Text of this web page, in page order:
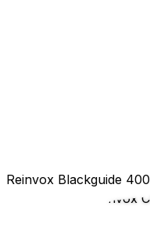
Reinvox Blackguide 400